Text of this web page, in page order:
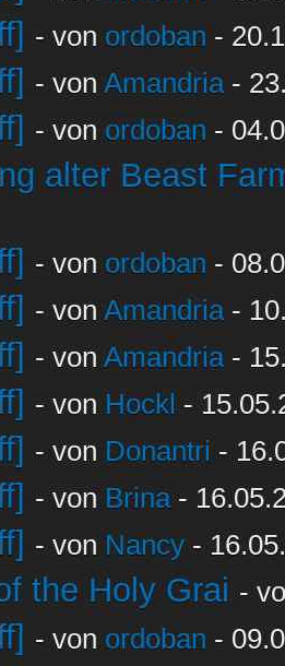
- von ordoban -
- von Amandria-
- von ordoban -
alter Beast
- von ordoban -
- von Amandria-
- von Amandria-
- von Hockl -
- von Donantri -
- von Brina-
- von Nancy -
the Holy Grai -
- von ordoban -